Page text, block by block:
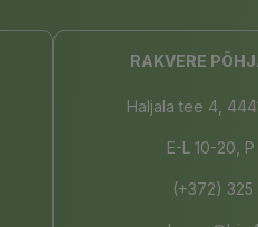
RAKVERE
Haljala tee 4,
E-L 10-20, P
(+372) 325